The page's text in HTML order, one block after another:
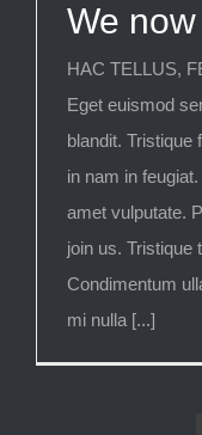
We
HAC TELLUS,
Eget euismod
blandit. Tristique
in nam in
amet vulputate.
join us. Tristique
Condimentum
mi nulla [...]